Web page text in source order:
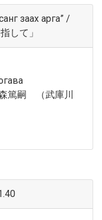
заах арга” /
して」
篤嗣 （武庫川